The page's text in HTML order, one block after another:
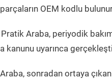
OEM kodlu
Pratik Araba, periyodik
kanunu uyarınca
sonradan ortaya